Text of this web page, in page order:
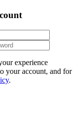
experience
your account, and for
.